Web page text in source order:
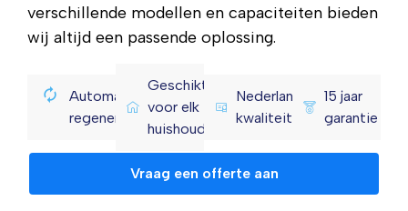
verschillende modellen en capaciteiten bieden
wij altijd een passende oplossing.
Automatische
regeneratie
Geschikt
voor elk
huishouden
Nederlandse
kwaliteit
15 jaar
garantie
Vraag een offerte aan